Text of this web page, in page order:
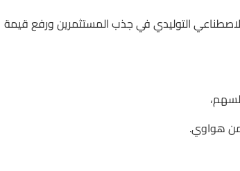
التوليدي في جذب المستثمرين ورفع قيمة
هواوي.